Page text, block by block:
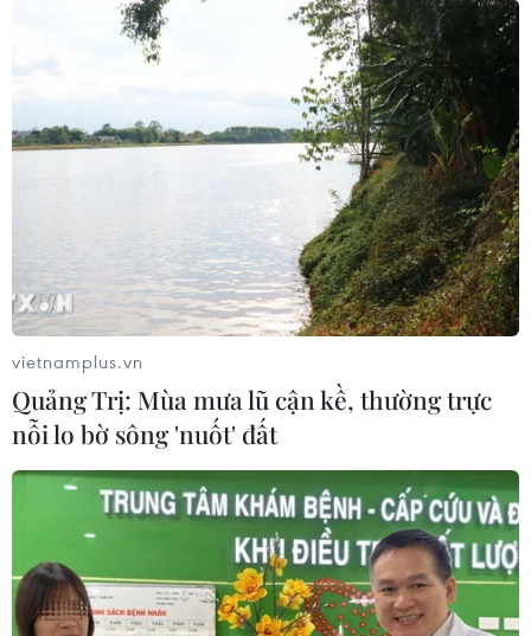
vietnamplus.vn
Quảng Trị: Mùa mưa lũ cận kề, thường trực
nỗi lo bờ sông 'nuốt' đất